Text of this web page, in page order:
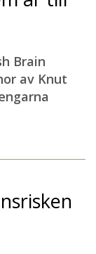
Brain
av Knut